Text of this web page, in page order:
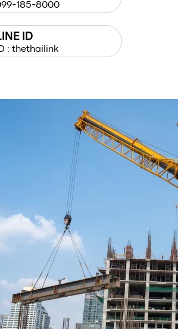
185-8000
ID
: thethailink